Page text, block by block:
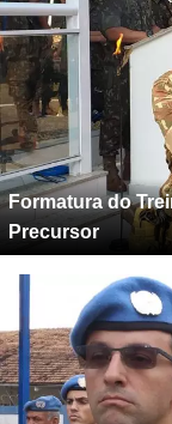
Formatura do
Precursor